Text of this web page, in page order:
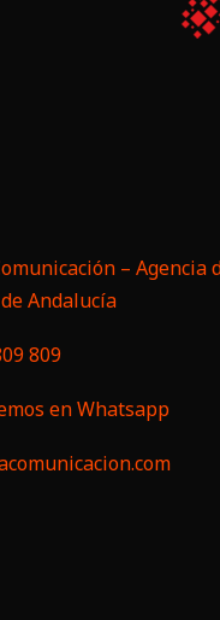
– Agencia
Andalucía
809
en Whatsapp